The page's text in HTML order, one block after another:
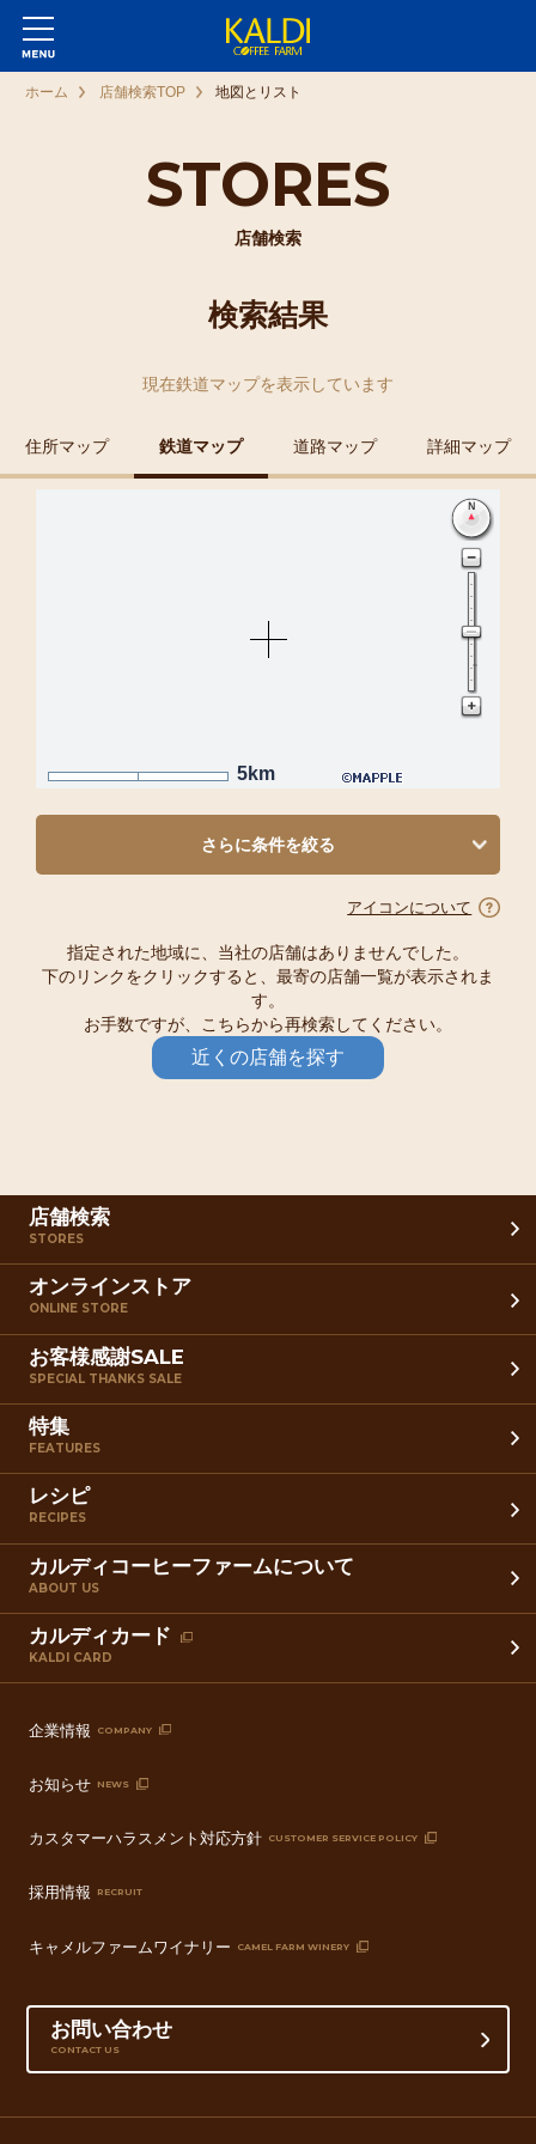
STORES
店舗検索
ホーム 店舗検索TOP 地図とリスト
検索結果
現在鉄道マップを表示しています
住所マップ 鉄道マップ 道路マップ 詳細マップ
5km
さらに条件を絞る
アイコンについて
指定された地域に、当社の店舗はありませんでした。
下のリンクをクリックすると、最寄の店舗一覧が表示されま
す。
お手数ですが、こちらから再検索してください。
近くの店舗を探す
店舗検索
STORES
オンラインストア
ONLINE STORE
お客様感謝SALE
SPECIAL THANKS SALE
特集
FEATURES
レシピ
RECIPES
カルディコーヒーファームについて
ABOUT US
カルディカード
KALDI CARD
企業情報 COMPANY
お知らせ NEWS
カスタマーハラスメント対応方針 CUSTOMER SERVICE POLICY
採用情報 RECRUIT
キャメルファームワイナリー CAMEL FARM WINERY
お問い合わせ
CONTACT US